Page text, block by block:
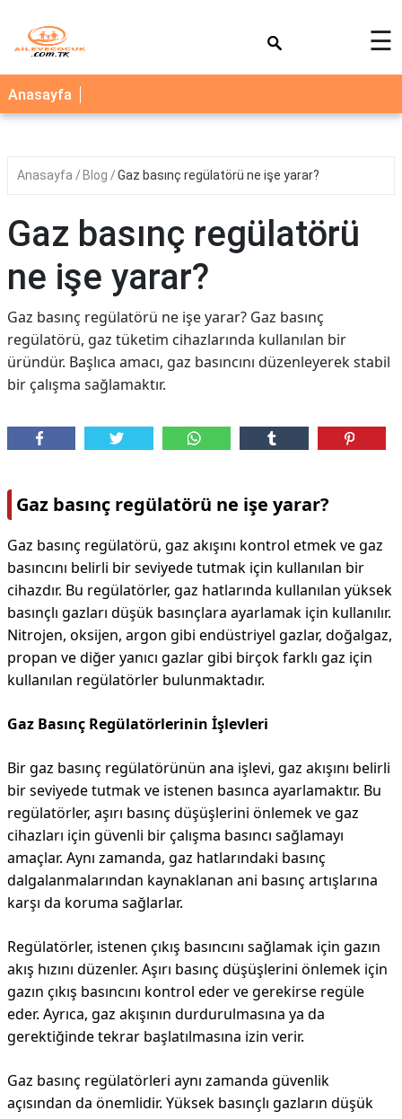
AİLE
ÇOCUK
SAĞLIK
BLOG
FAYDALI
YEMEK
TARİFLERİ
☰
Anasayfa
Anasayfa Blog Gaz basınç regülatörü ne işe yarar?
Gaz basınç regülatörü
ne işe yarar?
Gaz basınç regülatörü ne işe yarar? Gaz basınç
regülatörü, gaz tüketim cihazlarında kullanılan bir
üründür. Başlıca amacı, gaz basıncını düzenleyerek stabil
bir çalışma sağlamaktır.
Gaz basınç regülatörü ne işe yarar?
Gaz basınç regülatörü, gaz akışını kontrol etmek ve gaz
basıncını belirli bir seviyede tutmak için kullanılan bir
cihazdır. Bu regülatörler, gaz hatlarında kullanılan yüksek
basınçlı gazları düşük basınçlara ayarlamak için kullanılır.
Nitrojen, oksijen, argon gibi endüstriyel gazlar, doğalgaz,
propan ve diğer yanıcı gazlar gibi birçok farklı gaz için
kullanılan regülatörler bulunmaktadır.
Gaz Basınç Regülatörlerinin İşlevleri
Bir gaz basınç regülatörünün ana işlevi, gaz akışını belirli
bir seviyede tutmak ve istenen basınca ayarlamaktır. Bu
regülatörler, aşırı basınç düşüşlerini önlemek ve gaz
cihazları için güvenli bir çalışma basıncı sağlamayı
amaçlar. Aynı zamanda, gaz hatlarındaki basınç
dalgalanmalarından kaynaklanan ani basınç artışlarına
karşı da koruma sağlarlar.
Regülatörler, istenen çıkış basıncını sağlamak için gazın
akış hızını düzenler. Aşırı basınç düşüşlerini önlemek için
gazın çıkış basıncını kontrol eder ve gerekirse regüle
eder. Ayrıca, gaz akışının durdurulmasına ya da
gerektiğinde tekrar başlatılmasına izin verir.
Gaz basınç regülatörleri aynı zamanda güvenlik
açısından da önemlidir. Yüksek basınçlı gazların düşük